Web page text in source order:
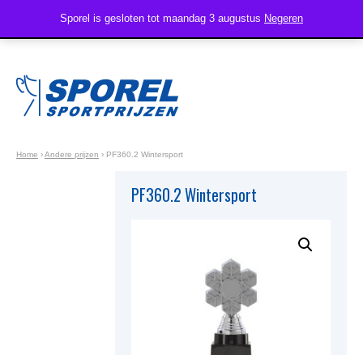
Home ›Andere prijzen › PF360.2 Wintersport
PF360.2 Wintersport
Sporel is gesloten tot maandag 3 augustus Negeren